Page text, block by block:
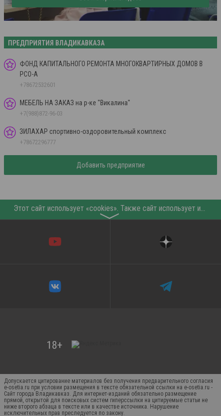
ПРЕДПРИЯТИЯ ВЛАДИКАВКАЗА
ФОНД КАПИТАЛЬНОГО РЕМОНТА МНОГОКВАРТИРНЫХ ДОМОВ В
РСО-А
+78672532601
МЕБЕЛЬ НА ЗАКАЗ на р-ке "Викалина"
+7(988)872-96-03
ЗИЛАХАР спортивно-оздоровительный комплекс
+78672296777
Добавить предприятие
Этот сайт использует «cookies». Также сайт использует интернет-сервис для сбора технических данных касательно посетителей с целью получения маркетинговой и статистической информации. Условия обработки данных посетителей сайта см.
〉
Допускается цитирование материалов без получения предварительного согласия
e-osetia.ru при условии размещения в тексте обязательной ссылки на e-osetia.ru -
Сайт города Владикавказ. Для интернет-изданий обязательно размещение
прямой, открытой для поисковых систем гиперссылки на цитируемые статьи не
ниже второго абзаца в тексте или в качестве источника. Нарушение
исключительных прав преследуется по закону.